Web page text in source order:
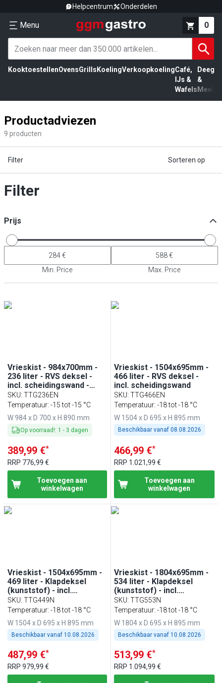
Helpcentrum Onderdelen
Menu 0
KooktoestellenOvensGrills KoelingVerkoopkoelingCafé,
IJs &
Wafels
Deeg
&
Meel
Productadviezen
9 producten
Filter Sorteren op
Filter
Prijs
Min. Price Max. Price
Vrieskist - 984x700mm -
236 liter - RVS deksel -
incl. scheidingswand -
Voor NL
SKU: TTG236EN
Temperatuur: -15 tot -15 °C
W 984 x D 700 x H 890 mm
Op voorraad!: 1 - 3 dagen
389,99 €*
RRP 776,99 €
Toevoegen aan
winkelwagen
Vrieskist - 1504x695mm -
466 liter - RVS deksel -
incl. scheidingswand
SKU:TTG466EN
Temperatuur: -18 tot -18 °C
W 1504 x D 695 x H 895 mm
Beschikbaar vanaf08.08.2026
466,99 €*
RRP 1.021,99 €
Toevoegen aan
winkelwagen
Vrieskist - 1504x695mm -
469 liter - Klapdeksel
(kunststof) - incl.
scheidingswand
SKU: TTG449N
Temperatuur: -18 tot -18 °C
W 1504 x D 695 x H 895 mm
Beschikbaar vanaf 10.08.2026
487,99 €*
RRP 979,99 €
Vrieskist - 1804x695mm -
534 liter - Klapdeksel
(kunststof) - incl.
scheidingswand
SKU:TTG553N
Temperatuur: -18 tot -18 °C
W 1804 x D 695 x H 895 mm
Beschikbaar vanaf 10.08.2026
513,99 €*
RRP 1.094,99 €